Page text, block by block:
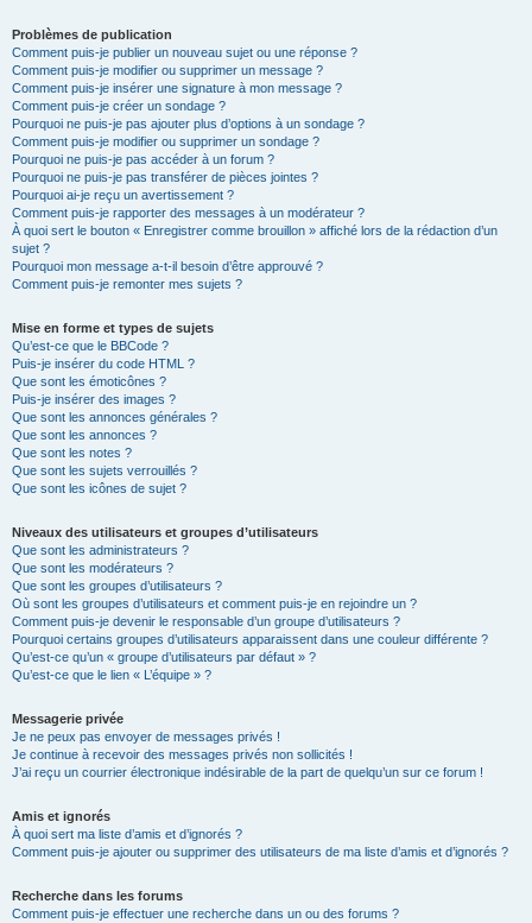
Problèmes de publication
Comment puis-je publier un nouveau sujet ou une réponse ?
Comment puis-je modifier ou supprimer un message ?
Comment puis-je insérer une signature à mon message ?
Comment puis-je créer un sondage ?
Pourquoi ne puis-je pas ajouter plus d’options à un sondage ?
Comment puis-je modifier ou supprimer un sondage ?
Pourquoi ne puis-je pas accéder à un forum ?
Pourquoi ne puis-je pas transférer de pièces jointes ?
Pourquoi ai-je reçu un avertissement ?
Comment puis-je rapporter des messages à un modérateur ?
À quoi sert le bouton « Enregistrer comme brouillon » affiché lors de la rédaction d’un
sujet ?
Pourquoi mon message a-t-il besoin d’être approuvé ?
Comment puis-je remonter mes sujets ?
Mise en forme et types de sujets
Qu’est-ce que le BBCode ?
Puis-je insérer du code HTML ?
Que sont les émoticônes ?
Puis-je insérer des images ?
Que sont les annonces générales ?
Que sont les annonces ?
Que sont les notes ?
Que sont les sujets verrouillés ?
Que sont les icônes de sujet ?
Niveaux des utilisateurs et groupes d’utilisateurs
Que sont les administrateurs ?
Que sont les modérateurs ?
Que sont les groupes d’utilisateurs ?
Où sont les groupes d’utilisateurs et comment puis-je en rejoindre un ?
Comment puis-je devenir le responsable d’un groupe d’utilisateurs ?
Pourquoi certains groupes d’utilisateurs apparaissent dans une couleur différente ?
Qu’est-ce qu’un « groupe d’utilisateurs par défaut » ?
Qu’est-ce que le lien « L’équipe » ?
Messagerie privée
Je ne peux pas envoyer de messages privés !
Je continue à recevoir des messages privés non sollicités !
J’ai reçu un courrier électronique indésirable de la part de quelqu’un sur ce forum !
Amis et ignorés
À quoi sert ma liste d’amis et d’ignorés ?
Comment puis-je ajouter ou supprimer des utilisateurs de ma liste d’amis et d’ignorés ?
Recherche dans les forums
Comment puis-je effectuer une recherche dans un ou des forums ?